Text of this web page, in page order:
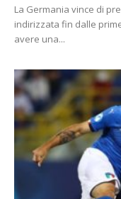
La Germania vince di
indirizzata fin dalle
avere una...